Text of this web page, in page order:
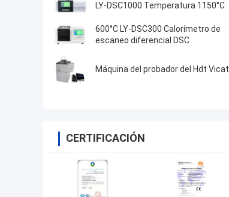
LY-DSC1000 Temperatura 1150°C
600°C LY-DSC300 Calorímetro de
escaneo diferencial DSC
Máquina del probador del Hdt Vicat
CERTIFICACIÓN